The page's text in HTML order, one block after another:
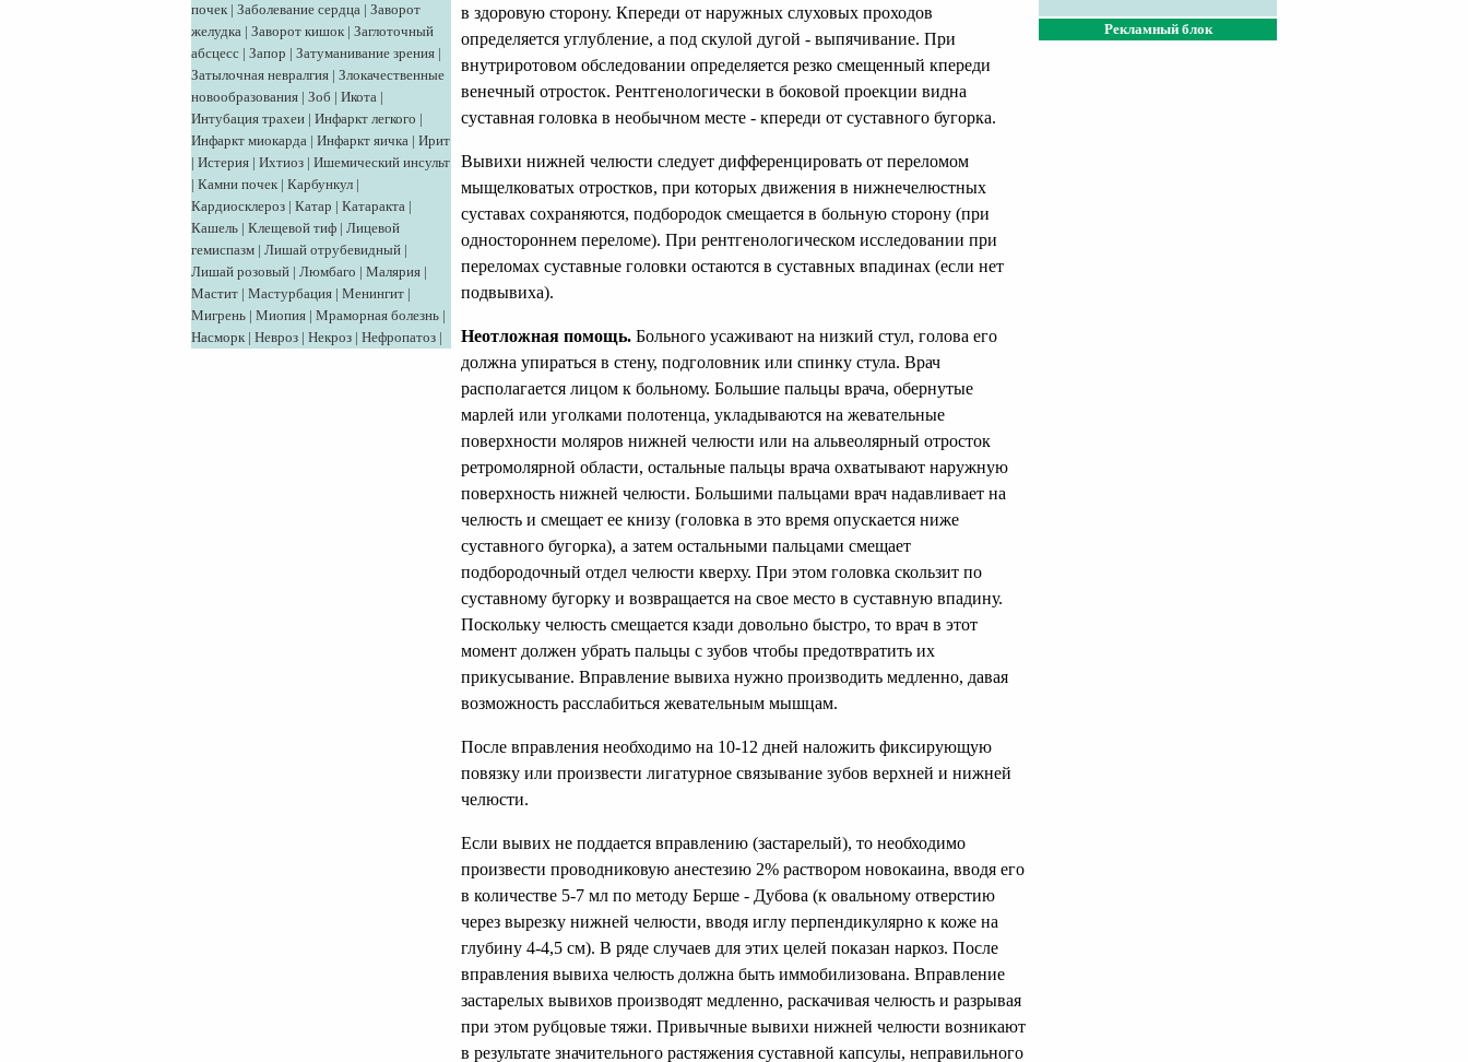
почек | Заболевание сердца | Заворот
желудка | Заворот кишок | Заглоточный
абсцесс | Запор | Затуманивание зрения |
Затылочная невралгия | Злокачественные
новообразования | Зоб | Икота |
Интубация трахеи | Инфаркт легкого |
Инфаркт миокарда | Инфаркт яичка | Ирит
| Истерия | Ихтиоз | Ишемический инсульт
| Камни почек | Карбункул |
Кардиосклероз | Катар | Катаракта |
Кашель | Клещевой тиф | Лицевой
гемиспазм | Лишай отрубевидный |
Лишай розовый | Люмбаго | Малярия |
Мастит | Мастурбация | Менингит |
Мигрень | Миопия | Мраморная болезнь |
Насморк | Невроз | Некроз | Нефропатоз |
в здоровую сторону. Кпереди от наружных слуховых проходов
определяется углубление, а под скулой дугой - выпячивание. При
внутриротовом обследовании определяется резко смещенный кпереди
венечный отросток. Рентгенологически в боковой проекции видна
суставная головка в необычном месте - кпереди от суставного бугорка.
Вывихи нижней челюсти следует дифференцировать от переломом
мыщелковатых отростков, при которых движения в нижнечелюстных
суставах сохраняются, подбородок смещается в больную сторону (при
одностороннем переломе). При рентгенологическом исследовании при
переломах суставные головки остаются в суставных впадинах (если нет
подвывиха).
Неотложная помощь. Больного усаживают на низкий стул, голова его
должна упираться в стену, подголовник или спинку стула. Врач
располагается лицом к больному. Большие пальцы врача, обернутые
марлей или уголками полотенца, укладываются на жевательные
поверхности моляров нижней челюсти или на альвеолярный отросток
ретромолярной области, остальные пальцы врача охватывают наружную
поверхность нижней челюсти. Большими пальцами врач надавливает на
челюсть и смещает ее книзу (головка в это время опускается ниже
суставного бугорка), а затем остальными пальцами смещает
подбородочный отдел челюсти кверху. При этом головка скользит по
суставному бугорку и возвращается на свое место в суставную впадину.
Поскольку челюсть смещается кзади довольно быстро, то врач в этот
момент должен убрать пальцы с зубов чтобы предотвратить их
прикусывание. Вправление вывиха нужно производить медленно, давая
возможность расслабиться жевательным мышцам.
После вправления необходимо на 10-12 дней наложить фиксирующую
повязку или произвести лигатурное связывание зубов верхней и нижней
челюсти.
Если вывих не поддается вправлению (застарелый), то необходимо
произвести проводниковую анестезию 2% раствором новокаина, вводя его
в количестве 5-7 мл по методу Берше - Дубова (к овальному отверстию
через вырезку нижней челюсти, вводя иглу перпендикулярно к коже на
глубину 4-4,5 см). В ряде случаев для этих целей показан наркоз. После
вправления вывиха челюсть должна быть иммобилизована. Вправление
застарелых вывихов производят медленно, раскачивая челюсть и разрывая
при этом рубцовые тяжи. Привычные вывихи нижней челюсти возникают
в результате значительного растяжения суставной капсулы, неправильного
Рекламный блок